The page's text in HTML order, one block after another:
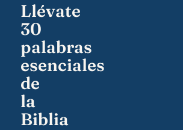
Llévate
30
palabras
esenciales
de
la
Biblia